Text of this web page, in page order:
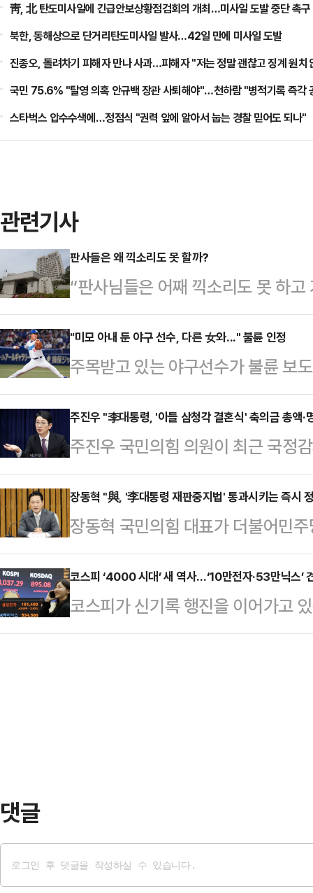
靑, 北 탄도미사일에 긴급안보상황점검회의 개최…미사일 도발 중단 촉구
북한, 동해상으로 단거리탄도미사일 발사…42일 만에 미사일 도발
진종오, 돌려차기 피해자 만나 사과…피해자 "저는 정말 괜찮고 징계 원치
국민 75.6% "탈영 의혹 안규백 장관 사퇴해야"…천하람 "병적기록 즉각
스타벅스 압수수색에…정점식 "권력 앞에 알아서 눕는 경찰 믿어도 되나"
관련기사
판사들은 왜 끽소리도 못 할까?
“판사님들은 어째 끽소리도 못 하
고 있고, 사법권의 독립과 권위를
가요! 기백도 없고 분노할 줄도 모
치 패거리들이 겁나는가요? 후환
겸 변호사 이상민(향년 67세, 대전,
이다. 한낱 공무원 월급쟁이들로 전
얼굴 들 수 없게 한 호통이다.대법
의 도…
"미모 아내 둔 야구 선수, 다른 女와..." 불륜 인정
주목받고 있는 야구선수가 불륜 보
일 일본 주간지 주간문춘은 주니치
주고받은 메시지를 공개하며 "이번
취를 주목하고 있는 야나기가 정작
상황"이라고 보도했다.특히 야나기
혼해 두 아들을 양육 중인 터라 더
미디어(SNS)에 "이번 일로 저의 경
팬 여러분과 …
주진우 "李대통령, '아들 삼청각 결혼식' 축의금 총액·
주진우 국민의힘 의원이 최근 국정
진행해 피감기관과의 이해충돌 논
학기술정보방송통신위원장의 사례
아들 결혼식에서 받은 축의금 총액
우 의원은 27일 페이스북에 '권력
의 글을 올리고 "이재명 대통령은
지 (아들 결혼식의) 축의금 총액과
저 그는 "최민희 위원장이 '…
장동혁 "與, '李대통령 재판중지법' 통과시키는 즉시
장동혁 국민의힘 대표가 더불어민
지법'이 실제로 국회 문턱을 넘을
고했다.장동혁 대표는 27일 국회에
주당 비공개 의원총회에서 일부 의
한다는 의견을 낸 것과 관련해 "이
코스피 ‘4000 시대’ 새 역사…‘10만전자·53만닉스’
코스피가 신기록 행진을 이어가고
파했다. 올해 6월 3000선을 넘어
댓글